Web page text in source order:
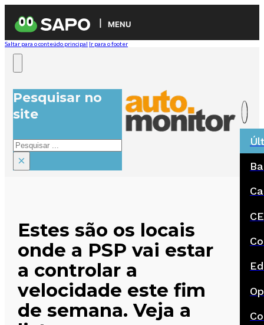
MENU
Saltar para o conteúdo principal Ir para o footer
Pesquisar no
site
Pesquisar
×
Estes são os locais
onde a PSP vai estar
a controlar a
velocidade este fim
de semana. Veja a